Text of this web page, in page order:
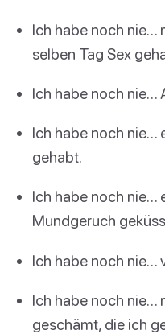
Ich habe noch nie…
selben Tag Sex
Ich habe noch nie…
Ich habe noch nie…
gehabt.
Ich habe noch nie…
Mundgeruch
Ich habe noch nie…
Ich habe noch nie…
geschämt, die ich